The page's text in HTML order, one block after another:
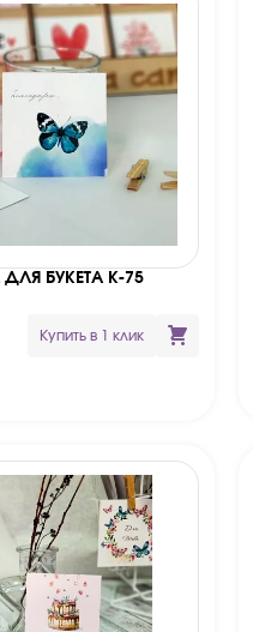
БУКЕТА К-75
Купить в 1 клик